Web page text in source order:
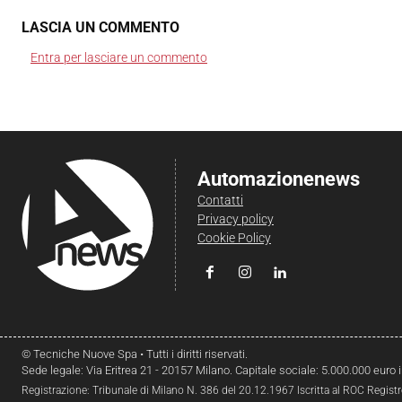
LASCIA UN COMMENTO
Entra per lasciare un commento
Automazionenews
Contatti
Privacy policy
Cookie Policy
© Tecniche Nuove Spa • Tutti i diritti riservati.
Sede legale: Via Eritrea 21 - 20157 Milano. Capitale sociale: 5.000.000
Registrazione: Tribunale di Milano N. 386 del 20.12.1967 Iscritta al ROC